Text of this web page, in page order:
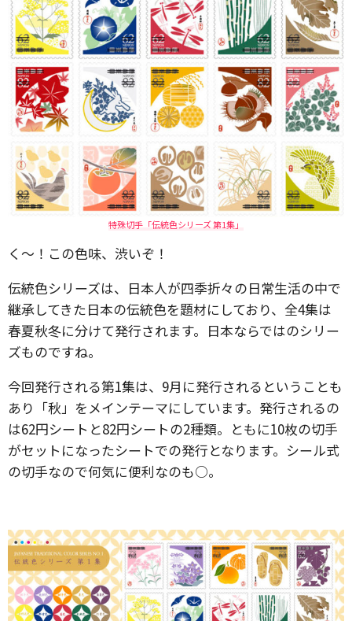
特殊切手「伝統色シリーズ 第1集」
く〜！この色味、渋いぞ！
伝統色シリーズは、日本人が四季折々の日常生活の中で
継承してきた日本の伝統色を題材にしており、全4集は
春夏秋冬に分けて発行されます。日本ならではのシリー
ズものですね。
今回発行される第1集は、9月に発行されるということも
あり「秋」をメインテーマにしています。発行されるの
は62円シートと82円シートの2種類。ともに10枚の切手
がセットになったシートでの発行となります。シール式
の切手なので何気に便利なのも○。